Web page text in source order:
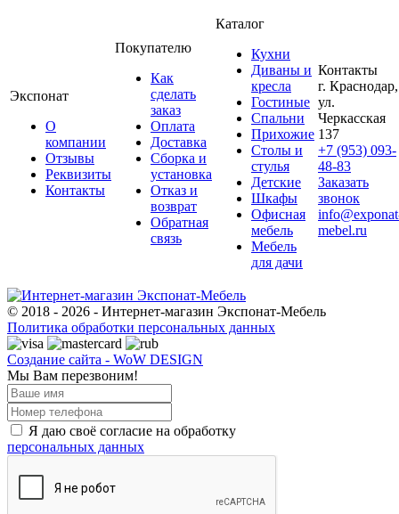
Экспонат
О
компании
Отзывы
Реквизиты
Контакты
Покупателю
Как
сделать
заказ
Оплата
Доставка
Сборка и
установка
Отказ и
возврат
Обратная
связь
Каталог
Кухни
Диваны и
кресла
Гостиные
Спальни
Прихожие
Столы и
стулья
Детские
Шкафы
Офисная
мебель
Мебель
для дачи
Контакты
г. Краснодар,
ул.
Черкасская
137
+7 (953) 093-
48-83
Заказать
звонок
mebel.ru
© 2018 - 2026 - Интернет-магазин Экспонат-Мебель
Политика обработки персональных данных
Создание сайта - WoW DESIGN
Мы Вам перезвоним!
Я даю своё согласие на обработку
персональных данных